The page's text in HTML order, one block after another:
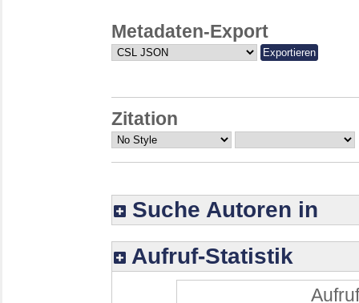
Metadaten-Export
Zitation
Suche Autoren in
Aufruf-Statistik